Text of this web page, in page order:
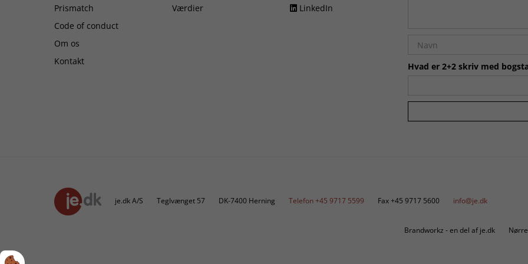
Prismatch
Code of conduct
Om os
Kontakt
Værdier LinkedIn
Hvad er 2+2 skriv med
je.dk A/S Teglvænget 57 DK-7400 Herning Telefon +45 9717 5599 Fax +45 9717 5600 info@je.dk
Brandworkz - en del af je.dk